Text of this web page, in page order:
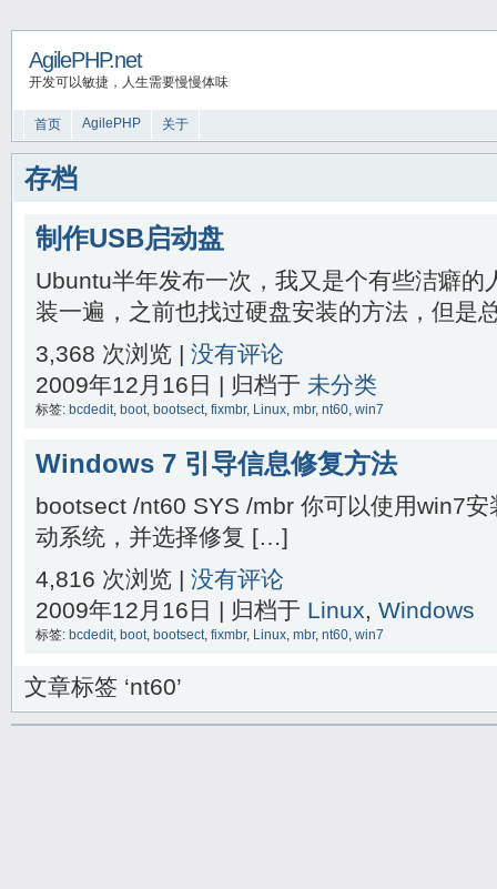
AgilePHP.net
开发可以敏捷，人生需要慢慢体味
首页 AgilePHP 关于
存档
制作USB启动盘
Ubuntu半年发布一次，我又是个有些洁癖的
装一遍，之前也找过硬盘安装的方法，但是
3,368 次浏览 | 没有评论
2009年12月16日 | 归档于 未分类
标签: bcdedit, boot, bootsect, fixmbr, Linux, mbr, nt60, win7
Windows 7 引导信息修复方法
bootsect /nt60 SYS /mbr 你可以使用win7
动系统，并选择修复 […]
4,816 次浏览 | 没有评论
2009年12月16日 | 归档于 Linux, Windows
标签: bcdedit, boot, bootsect, fixmbr, Linux, mbr, nt60, win7
文章标签 ‘nt60’